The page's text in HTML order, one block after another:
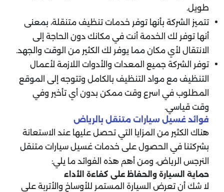
طويل.
تتميز الشركة بأنها توفر خدمات تنظيف متنقلة، بمعنى
أنها توفر لك الخدمة أنت في مكانك دون الحاجة إلى
الانتقال لأي مكان مما يوفر لك الكثير من الوقت والجهد.
توفر الشركة جميع المعدات والأدوات اللازمة لأعمال
التنظيف مع مواد التنظيف بالكامل وتتوجه إلى الموقع
المطلوب في اسرع وقت ممكن بدون أي تأخير وفي
وقت قياسي.
فوائد غسيل سيارات متنقل بالرياض
هناك الكثير من المزايا التي تحصل عليها عند الاستعانة
بشركتنا في الحصول على خدمات غسيل سيارات متنقل
النرجس الرياض، ومن أهم هذه الفوائد ما يلي:
حماية السيارة والحفاظ على كفاءة الأداء
لا شك أن تعرض السيارة المستمر للأوساخ والأتربة على